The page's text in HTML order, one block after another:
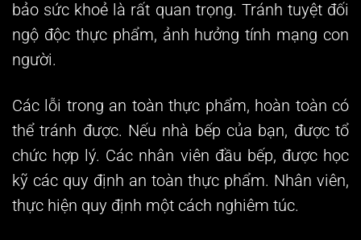
bảo sức khoẻ là rất quan trọng. Tránh tuyệt đối
ngộ độc thực phẩm, ảnh hưởng tính mạng con
người.
Các lỗi trong an toàn thực phẩm, hoàn toàn có
thể tránh được. Nếu nhà bếp của bạn, được tổ
chức hợp lý. Các nhân viên đầu bếp, được học
kỹ các quy định an toàn thực phẩm. Nhân viên,
thực hiện quy định một cách nghiêm túc.